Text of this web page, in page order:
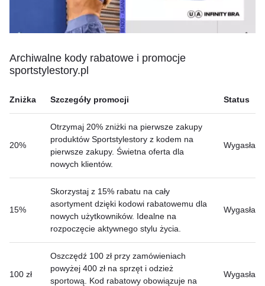
Archiwalne kody rabatowe i promocje
sportstylestory.pl
Zniżka Szczegóły promocji Status
20%
Otrzymaj 20% zniżki na pierwsze zakupy
produktów Sportstylestory z kodem na
pierwsze zakupy. Świetna oferta dla
nowych klientów.
Wygasła
15%
Skorzystaj z 15% rabatu na cały
asortyment dzięki kodowi rabatowemu dla
nowych użytkowników. Idealne na
rozpoczęcie aktywnego stylu życia.
Wygasła
100 zł
Oszczędź 100 zł przy zamówieniach
powyżej 400 zł na sprzęt i odzież
sportową. Kod rabatowy obowiązuje na
Wygasła